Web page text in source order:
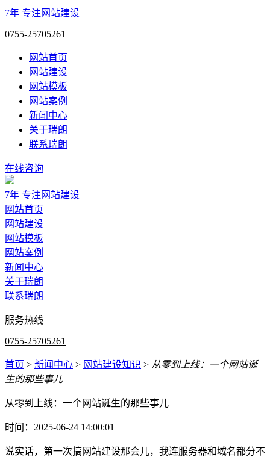
7年 专注网站建设
0755-25705261
网站首页
网站建设
网站模板
网站案例
新闻中心
关于瑞朗
联系瑞朗
在线咨询
7年 专注网站建设
网站首页
网站建设
网站模板
网站案例
新闻中心
关于瑞朗
联系瑞朗
服务热线
0755-25705261
首页 > 新闻中心 > 网站建设知识 > 从零到上线：一个网站诞
生的那些事儿
从零到上线：一个网站诞生的那些事儿
时间：2025-06-24 14:00:01
说实话，第一次搞网站建设那会儿，我连服务器和域名都分不